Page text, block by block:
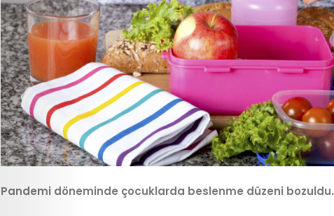
E
dergi
Çocuk
Pandemi döneminde çocuklarda beslenme düzeni bozuldu.